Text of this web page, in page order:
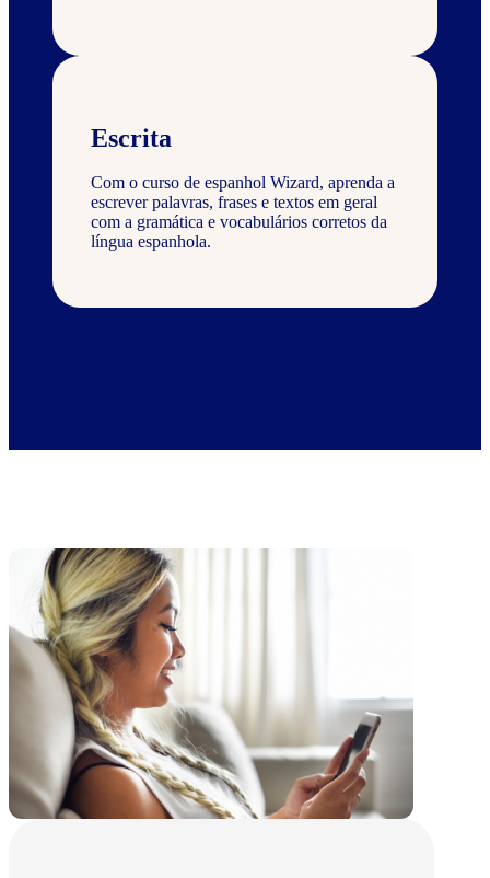
Escrita
Com o curso de espanhol Wizard, aprenda a
escrever palavras, frases e textos em geral
com a gramática e vocabulários corretos da
língua espanhola.